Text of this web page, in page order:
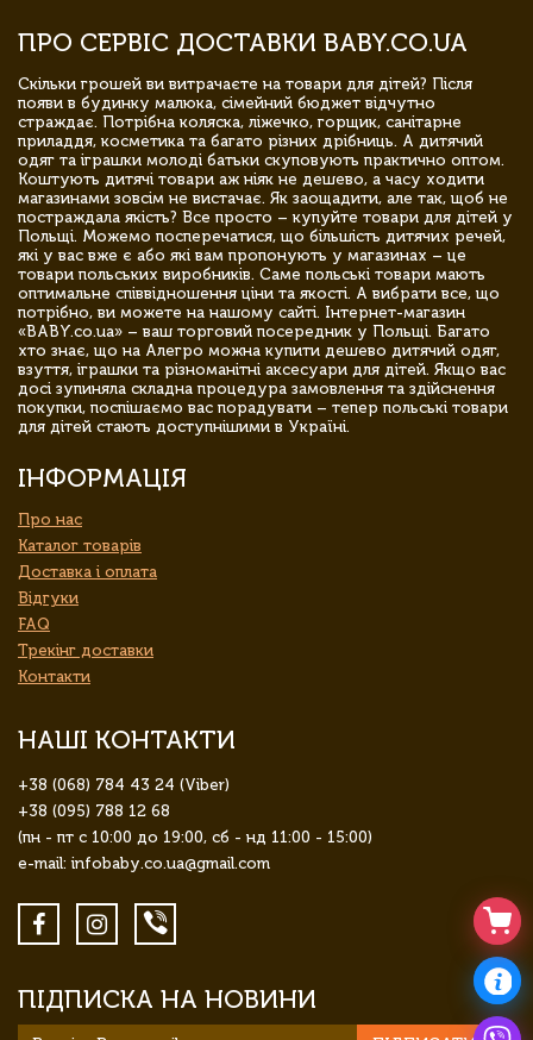
ПРО СЕРВІС ДОСТАВКИ BABY.CO.UA
Скільки грошей ви витрачаєте на товари для дітей? Після
появи в будинку малюка, сімейний бюджет відчутно
страждає. Потрібна коляска, ліжечко, горщик, санітарне
приладдя, косметика та багато різних дрібниць. А дитячий
одяг та іграшки молоді батьки скуповують практично оптом.
Коштують дитячі товари аж ніяк не дешево, а часу ходити
магазинами зовсім не вистачає. Як заощадити, але так, щоб не
постраждала якість? Все просто – купуйте товари для дітей у
Польщі. Можемо посперечатися, що більшість дитячих речей,
які у вас вже є або які вам пропонують у магазинах – це
товари польських виробників. Саме польські товари мають
оптимальне співвідношення ціни та якості. А вибрати все, що
потрібно, ви можете на нашому сайті. Інтернет-магазин
«BABY.co.ua» – ваш торговий посередник у Польщі. Багато
хто знає, що на Алегро можна купити дешево дитячий одяг,
взуття, іграшки та різноманітні аксесуари для дітей. Якщо вас
досі зупиняла складна процедура замовлення та здійснення
покупки, поспішаємо вас порадувати – тепер польські товари
для дітей стають доступнішими в Україні.
ІНФОРМАЦІЯ
Про нас
Каталог товарів
Доставка і оплата
Відгуки
FAQ
Трекінг доставки
Контакти
НАШІ КОНТАКТИ
+38 (068) 784 43 24 (Viber)
+38 (095) 788 12 68
(пн - пт с 10:00 до 19:00, сб - нд 11:00 - 15:00)
e-mail: infobaby.co.ua@gmail.com
ПІДПИСКА НА НОВИНИ